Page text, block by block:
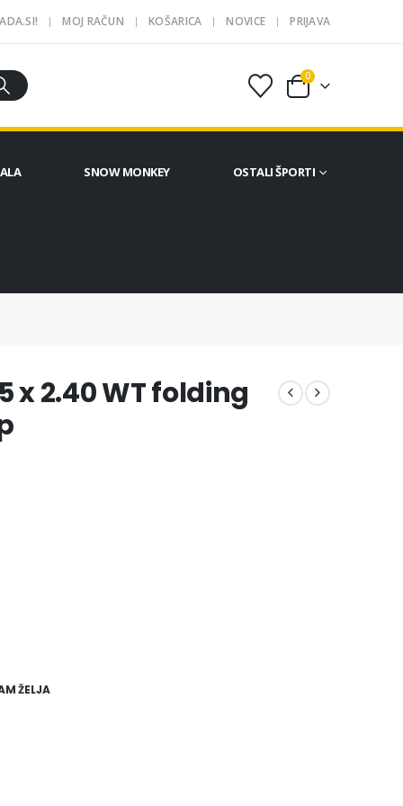
MOJ RAČUN KOŠARICA NOVICE PRIJAVA
0
SNOW MONKEY OSTALI ŠPORTI
x 2.40 WT folding
ŽELJA